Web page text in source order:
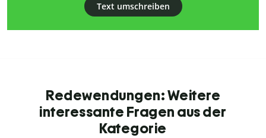
Text umschreiben
Redewendungen: Weitere
interessante Fragen aus der
Kategorie